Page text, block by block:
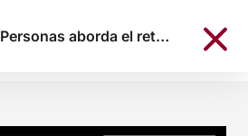
del re-engagement con los empleados tras un año de pandemia